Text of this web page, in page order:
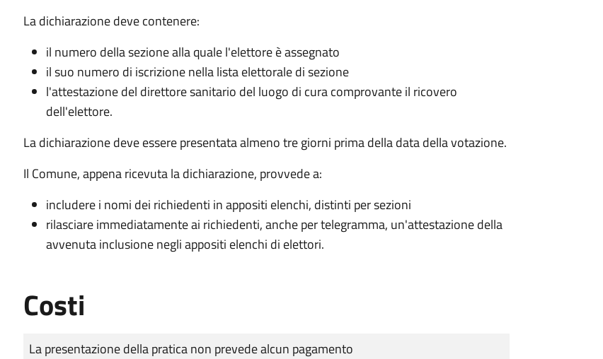
La dichiarazione deve contenere:
il numero della sezione alla quale l'elettore è assegnato
il suo numero di iscrizione nella lista elettorale di sezione
l'attestazione del direttore sanitario del luogo di cura comprovante il ricovero
dell'elettore.
La dichiarazione deve essere presentata almeno tre giorni prima della data della votazione.
Il Comune, appena ricevuta la dichiarazione, provvede a:
includere i nomi dei richiedenti in appositi elenchi, distinti per sezioni
rilasciare immediatamente ai richiedenti, anche per telegramma, un'attestazione della
avvenuta inclusione negli appositi elenchi di elettori.
Costi
Tipo di pagamento
Importo
La presentazione della pratica non prevede alcun pagamento